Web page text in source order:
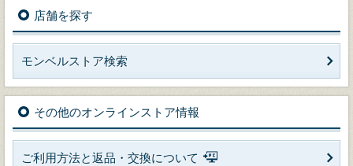
店舗を探す
モンベルストア検索
その他のオンラインストア情報
ご利用方法と返品・交換について